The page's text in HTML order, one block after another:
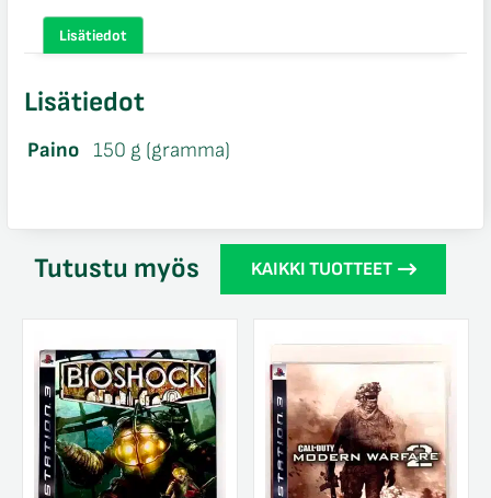
Lisätiedot
Lisätiedot
Paino 150 g (gramma)
Tutustu myös KAIKKI TUOTTEET